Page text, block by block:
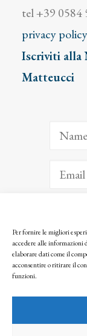
Per fornire le migliori
accedere alle informazioni
elaborare dati come il
acconsentire o ritirare il
funzioni.
tel +39 0584
privacy policy
Iscriviti alla
Matteucci
Facendo clic per
seguendo la nostra
© 2025 Istituto
l’autorizzazione scritta